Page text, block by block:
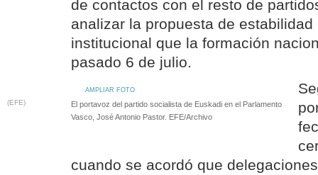
de contactos con el resto de
analizar la propuesta de
institucional que la formación
pasado 6 de julio.
AMPLIAR FOTO
(EFE)
El portavoz del partido socialista de Euskadi en el Parlamento
Vasco, José Antonio Pastor. EFE/Archivo
cuando se acordó que